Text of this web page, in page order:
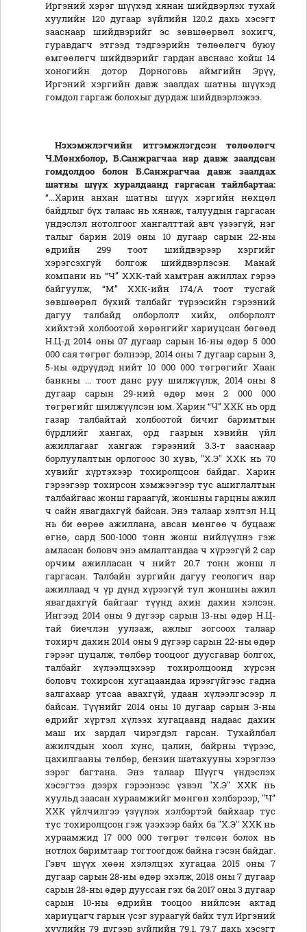
Иргэний хэрэг шүүхэд хянан шийдвэрлэх тухай
хуулийн 120 дугаар зүйлийн 120.2 дахь хэсэгт
зааснаар шийдвэрийг эс зөвшөөрвөл зохигч,
гуравдагч этгээд тэдгээрийн төлөөлөгч буюу
өмгөөлөгч шийдвэрийг гардан авснаас хойш 14
хоногийн дотор Дорноговь аймгийн Эрүү,
Иргэний хэргийн давж заалдах шатны шүүхэд
гомдол гаргаж болохыг дурдаж шийдвэрлэжээ.
Нэхэмжлэгчийн итгэмжлэгдсэн төлөөлөгч
Ч.Мөнхболор, Б.Санжрагчаа нар давж заалдсан
гомдолдоо болон Б.Санжрагчаа давж заалдах
шатны шүүх хуралдаанд гаргасан тайлбартаа:
“...Харин анхан шатны шүүх хэргийн нөхцөл
байдлыг бүх талаас нь хянаж, талуудын гаргасан
үндэслэл нотолгоог хангалттай авч үзээгүй, нэг
талыг барин 2019 оны 10 дугаар сарын 22-ны
өдрийн 299 тоот шийдвэрээр хэргийг
хэрэгсэхгүй болгож шийдвэрлэсэн. Манай
компани нь “Ч” ХХК-тай хамтран ажиллах гэрээ
байгуулж, “М” ХХК-ийн 174/А тоот тусгай
зөвшөөрөл бүхий талбайг түрээсийн гэрээний
дагуу талбайд олборлолт хийх, олборлолт
хийхтэй холбоотой хөрөнгийг хариуцсан бөгөөд
Н.Ц-д 2014 оны 07 дугаар сарын 16-ны өдөр 5 000
000 сая төгрөг бэлнээр, 2014 оны 7 дугаар сарын 3,
5-ны өдрүүдэд нийт 10 000 000 төгрөгийг Хаан
банкны ... тоот данс руу шилжүүлж, 2014 оны 8
дугаар сарын 29-ний өдөр мөн 2 000 000
төгрөгийг шилжүүлсэн юм. Харин “Ч” ХХК нь орд
газар талбайтай холбоотой бичиг баримтын
бүрдлийг хангах, орд газрын хэвийн үйл
ажиллагааг хангаж гэрээний 3.3-т зааснаар
борлуулалтын орлогоос 30 хувь, "Х.Э" ХХК нь 70
хувийг хүртэхээр тохиролцсон байдаг. Харин
гэрээгээр тохирсон хэмжээгээр тус ашиглалтын
талбайгаас жонш гараагүй, жоншны гарцны ажил
ч сайн явагдахгүй байсан. Энэ талаар хэлтэл Н.Ц
нь би өөрөө ажиллана, авсан мөнгөө ч буцааж
өгнө, сард 500-1000 тонн жонш нийлүүлнэ гэж
амласан боловч энэ амлалтандаа ч хүрээгүй 2 сар
орчим ажилласан ч нийт 20.7 тонн жонш л
гаргасан. Талбайн зургийн дагуу геологич нар
ажиллаад ч үр дүнд хүрээгүй тул жоншны ажил
явагдахгүй байгааг түүнд ахин дахин хэлсэн.
Ингээд 2014 оны 9 дүгээр сарын 13-ны өдөр Н.Ц-
тай биечлэн уулзаж, ажлыг зогсоох талаар
тохирч дахин 2014 оны 9 дүгээр сарын 22-ны өдөр
гэрээг цуцалж, төлбөр тооцоог дуусгавар болгох,
талбайг хүлээлцэхээр тохиролцоонд хүрсэн
боловч тохирсон хугацаандаа ирээгүйгээс гадна
залгахаар утсаа авахгүй, удаан хүлээлгэсээр л
байсан. Түүнийг 2014 оны 10 дугаар сарын 3-ны
өдрийг хүртэл хүлээх хугацаанд надаас дахин
маш их зардал чирэгдэл гарсан. Тухайлбал
ажилчдын хоол хүнс, цалин, байрны түрээс,
цахилгааны төлбөр, бензин шатахууны хэрэглээ
зэрэг багтана. Энэ талаар Шүүгч үндэслэх
хэсэгтээ дээрх гэрээнээс үзвэл "Х.Э" ХХК нь
хуульд заасан хураамжийг мөнгөн хэлбэрээр, "Ч”
ХХК үйлчилгээ үзүүлэх хэлбэртэй байхаар тус
тус тохиролцсон гэж үзэхээр байх ба "Х.Э" ХХК нь
хураамжид 17 000 000 төгрөг төлсөн болох нь
нотлох баримтаар тогтоогдож байна гэсэн байдаг.
Гэвч шүүх хөөн хэлэлцэх хугацаа 2015 оны 7
дугаар сарын 28-ны өдөр эхэлж, 2018 оны 7 дугаар
сарын 28-ны өдөр дууссан гэх ба 2017 оны 3 дугаар
сарын 10-ны өдрийн тооцоо нийлсэн актад
хариуцагч гарын үсэг зураагүй байх тул Иргэний
хуулийн 79 дүгээр зүйлийн 79.1, 79.7 дахь хэсэгт